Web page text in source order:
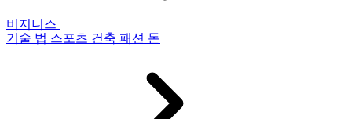
비지니스
기술 법 스포츠 건축 패션 돈